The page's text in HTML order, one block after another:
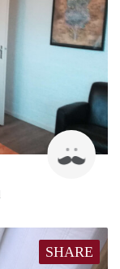
SHARE